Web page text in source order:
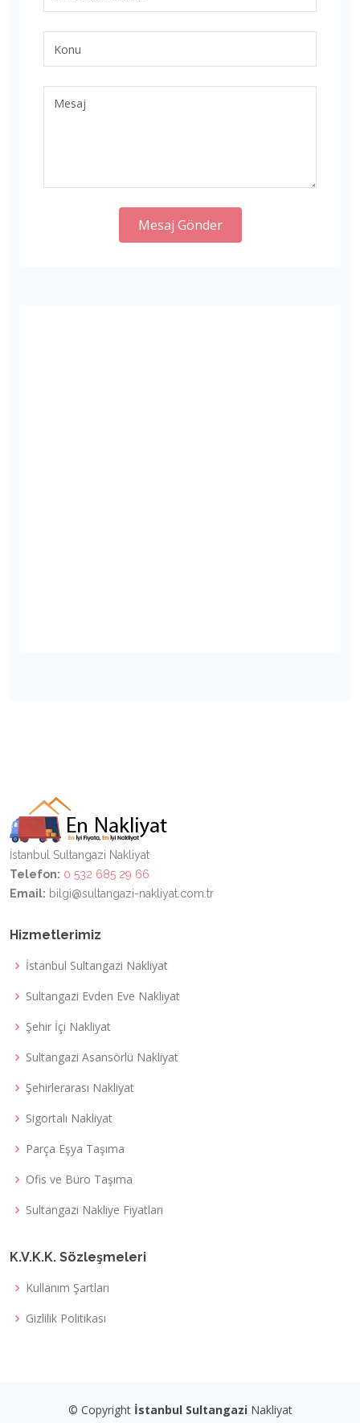
Mesaj Gönder
İstanbul Sultangazi Nakliyat
Telefon: 0 532 685 29 66
Email: bilgi@sultangazi-nakliyat.com.tr
Hizmetlerimiz
İstanbul Sultangazi Nakliyat
Sultangazi Evden Eve Nakliyat
Şehir İçi Nakliyat
Sultangazi Asansörlü Nakliyat
Şehirlerarası Nakliyat
Sigortalı Nakliyat
Parça Eşya Taşıma
Ofis ve Büro Taşıma
Sultangazi Nakliye Fiyatları
K.V.K.K. Sözleşmeleri
Kullanım Şartları
Gizlilik Politikası
© Copyright İstanbul SultangaziNakliyat